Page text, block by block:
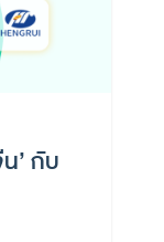
’ กับ